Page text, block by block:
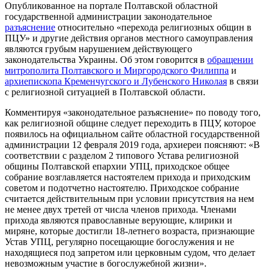
Опубликованное на портале Полтавской областной
государственной администрации законодательное
разъяснение относительно «перехода религиозных общин в
ПЦУ» и другие действия органов местного самоуправления
являются грубым нарушением действующего
законодательства Украины. Об этом говорится в обращении
митрополита Полтавского и Миргородского Филиппа и
архиепископа Кременчугского и Лубенского Николая в связи
с религиозной ситуацией в Полтавской области.
Комментируя «законодательное разъяснение» по поводу того,
как религиозной общине следует переходить в ПЦУ, которое
появилось на официальном сайте областной государственной
администрации 12 февраля 2019 года, архиереи поясняют: «В
соответствии с разделом 2 типового Устава религиозной
общины Полтавской епархии УПЦ, приходское общее
собрание возглавляется настоятелем прихода и приходским
советом и подотчетно настоятелю. Приходское собрание
считается действительным при условии присутствия на нем
не менее двух третей от числа членов прихода. Членами
прихода являются православные верующие, клирики и
миряне, которые достигли 18-летнего возраста, признающие
Устав УПЦ, регулярно посещающие богослужения и не
находящиеся под запретом или церковным судом, что делает
невозможным участие в богослужебной жизни».